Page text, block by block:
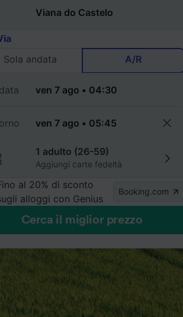
Sola andata
A/R
1 adulto (26-59)
Aggiungi carte fedeltà
al 20% di sconto
alloggi con Genius
Booking.com
Cerca il miglior prezzo